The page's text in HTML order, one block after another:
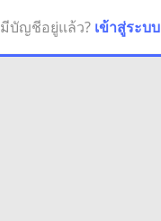
มีบัญชีอยู่แล้ว? เข้าสู่ระบบ